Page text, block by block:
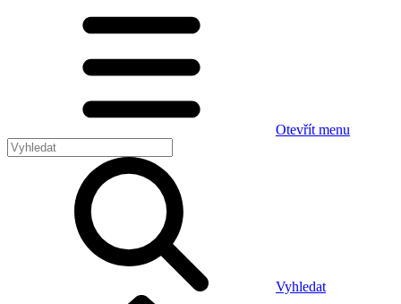
Otevřít menu
Vyhledat